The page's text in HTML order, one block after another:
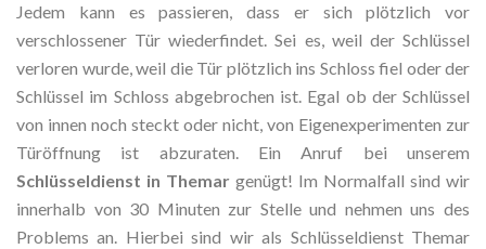
Jedem kann es passieren, dass er sich plötzlich vor
verschlossener Tür wiederfindet. Sei es, weil der Schlüssel
verloren wurde, weil die Tür plötzlich ins Schloss fiel oder der
Schlüssel im Schloss abgebrochen ist. Egal ob der Schlüssel
von innen noch steckt oder nicht, von Eigenexperimenten zur
Türöffnung ist abzuraten. Ein Anruf bei unserem
Schlüsseldienst in Themar genügt! Im Normalfall sind wir
innerhalb von 30 Minuten zur Stelle und nehmen uns des
Problems an. Hierbei sind wir als Schlüsseldienst Themar